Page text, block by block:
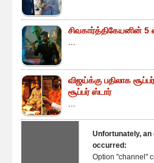
சிவகார்த்திகேயனின் 5
விஜய்க்கு பதிலாக
சூப்பர் ஸ்டார்
Unfortunately, an
occurred:
Option "channel"